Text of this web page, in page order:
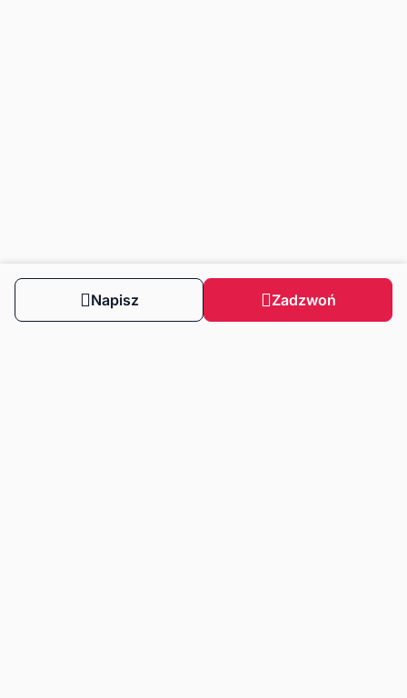
Zadzwoń
Napisz